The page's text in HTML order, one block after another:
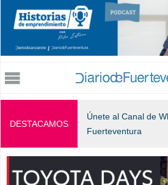
Jump to navigation
DESTACAMOS
Únete al Canal de
Fuerteventura